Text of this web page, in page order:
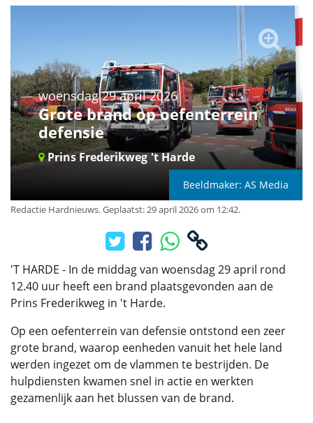
woensdag 29 april 2026
Grote brand op oefenterrein
defensie
Prins Frederikweg 't Harde
Beeldmaker: AS Media
Redactie Hardnieuws.Geplaatst: 29 april 2026 om 12:42.
'T HARDE - In de middag van woensdag 29 april rond
12.40 uur heeft een brand plaatsgevonden aan de
Prins Frederikweg in 't Harde.
Op een oefenterrein van defensie ontstond een zeer
grote brand, waarop eenheden vanuit het hele land
werden ingezet om de vlammen te bestrijden. De
hulpdiensten kwamen snel in actie en werkten
gezamenlijk aan het blussen van de brand.